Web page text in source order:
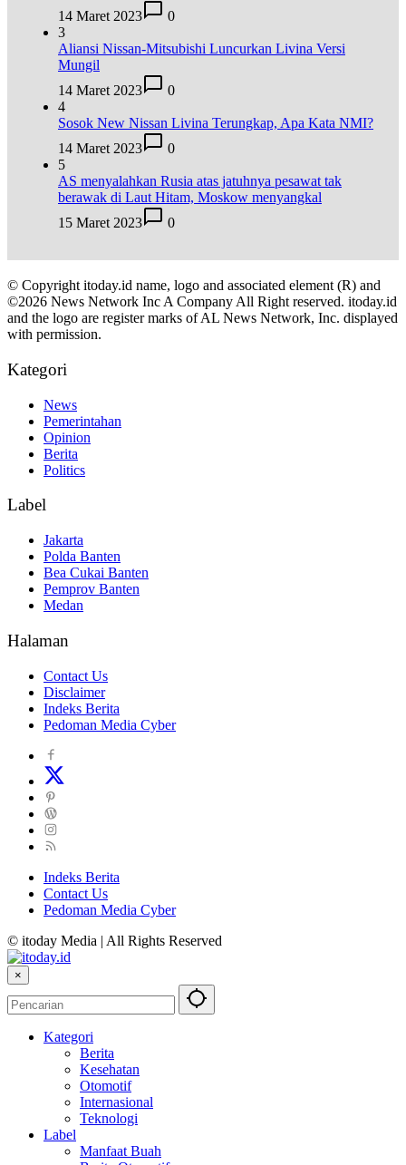
14 Maret 2023
0
3
Aliansi Nissan-Mitsubishi Luncurkan Livina Versi
Mungil
14 Maret 2023
0
4
Sosok New Nissan Livina Terungkap, Apa Kata NMI?
14 Maret 2023
0
5
AS menyalahkan Rusia atas jatuhnya pesawat tak
berawak di Laut Hitam, Moskow menyangkal
15 Maret 2023
0
© Copyright itoday.id name, logo and associated element (R) and
©2026 News Network Inc A Company All Right reserved. itoday.id
and the logo are register marks of AL News Network, Inc. displayed
with permission.
Kategori
News
Pemerintahan
Opinion
Berita
Politics
Label
Jakarta
Polda Banten
Bea Cukai Banten
Pemprov Banten
Medan
Halaman
Contact Us
Disclaimer
Indeks Berita
Pedoman Media Cyber
Indeks Berita
Contact Us
Pedoman Media Cyber
© itoday Media | All Rights Reserved
×
Kategori
Berita
Kesehatan
Otomotif
Internasional
Teknologi
Label
Manfaat Buah